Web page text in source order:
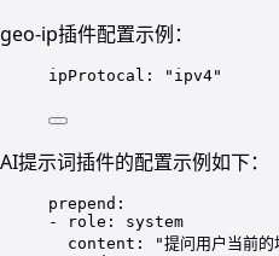
geo-ip插件配置示例：
ipProtocal : "ipv4"
AI提示词插件的配置示例如下：
prepend :
-
role : system
content :
"提问用户当前